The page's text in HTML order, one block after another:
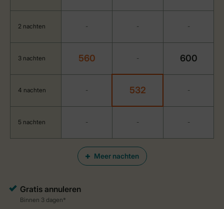
Meer nachten
2 nachten - - -
3 nachten 560 - 600
4 nachten - 532 -
5 nachten - - -